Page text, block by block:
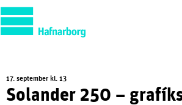
17. september kl. 13
Solander 250 –